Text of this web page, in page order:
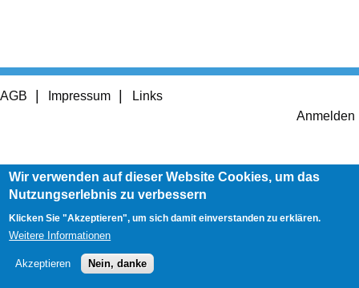
Footer
AGB Impressum Links
Anmelden
Wir verwenden auf dieser Website Cookies, um das
Nutzungserlebnis zu verbessern
Klicken Sie "Akzeptieren", um sich damit einverstanden zu erklären.
Weitere Informationen
Akzeptieren Nein, danke